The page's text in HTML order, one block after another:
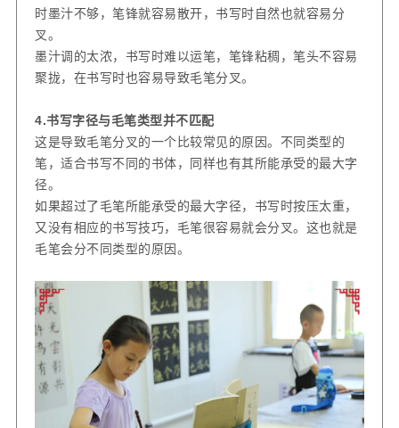
时墨汁不够，笔锋就容易散开，书写时自然也就容易分
叉。
墨汁调的太浓，书写时难以运笔，笔锋粘稠，笔头不容易
聚拢，在书写时也容易导致毛笔分叉。
4.书写字径与毛笔类型并不匹配
这是导致毛笔分叉的一个比较常见的原因。不同类型的
笔，适合书写不同的书体，同样也有其所能承受的最大字
径。
如果超过了毛笔所能承受的最大字径，书写时按压太重，
又没有相应的书写技巧，毛笔很容易就会分叉。这也就是
毛笔会分不同类型的原因。